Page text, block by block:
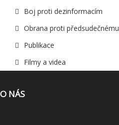
Boj proti dezinformacím
Obrana proti
Publikace
Filmy a videa
O NÁS